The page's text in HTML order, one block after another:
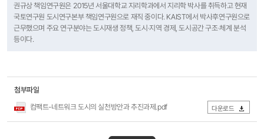
권규상 책임연구원은 2015년 서울대학교 지리학과에서 지리학 박사를 취득하고 현재
국토연구원 도시연구본부 책임연구원으로 재직 중이다. KAIST에서 박사후연구원으로
근무했으며 주요 연구분야는 도시재생 정책, 도시·지역 경제, 도시공간 구조·체계 분석
등이다.
첨부파일
컴팩트-네트워크 도시의 실천방안과 추진과제.pdf
다운로드